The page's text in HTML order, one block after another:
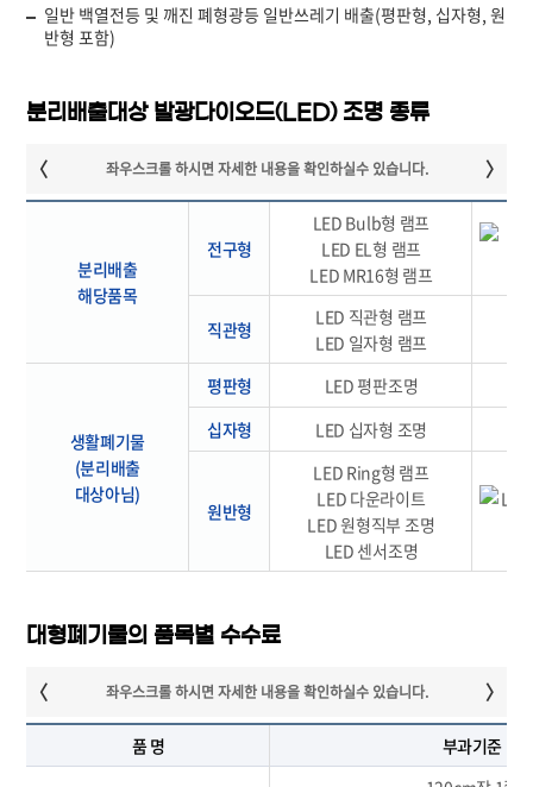
일반 백열전등 및 깨진 폐형광등 일반쓰레기 배출(평판형, 십자형, 원
반형 포함)
분리배출대상 발광다이오드(LED) 조명 종류
분리배출
해당품목
전구형
LED Bulb형 램프
LED EL형 램프
LED MR16형 램프
직관형
LED 직관형 램프
LED 일자형 램프
생활폐기물
(분리배출
대상아님)
평판형
LED 평판조명
십자형
LED 십자형 조명
원반형
LED Ring형 램프
LED 다운라이트
LED 원형직부 조명
LED 센서조명
대형폐기물의 품목별 수수료
품 명
부과기준